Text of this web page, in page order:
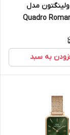
مدل
Quadro
به سبد